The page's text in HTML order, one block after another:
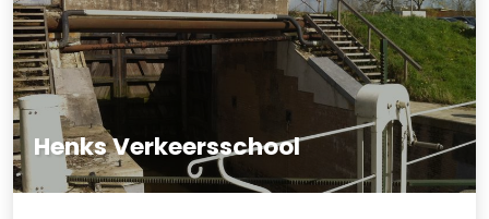
Henks Verkeersschool